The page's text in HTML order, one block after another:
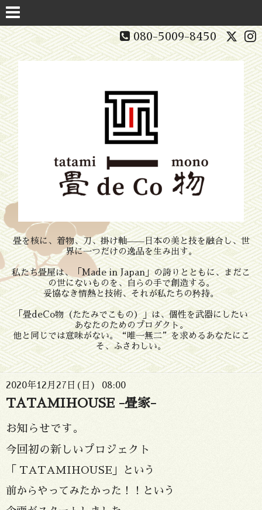
080-5009-8450
畳を核に、着物、刀、掛け軸——日本の美と技を融合し、世
界に一つだけの逸品を生み出す。
私たち畳屋は、「Made in Japan」の誇りとともに、まだこ
の世にないものを、自らの手で創造する。
妥協なき情熱と技術、それが私たちの矜持。
「畳deCo物（たたみでこもの）」は、個性を武器にしたい
あなたのためのプロダクト。
他と同じでは意味がない。“唯一無二”を求めるあなたにこ
そ、ふさわしい。
2020年12月27日(日) 08:00
TATAMIHOUSE -畳家-
お知らせです。
今回初の新しいプロジェクト
「 TATAMIHOUSE」という
前からやってみたかった！！という